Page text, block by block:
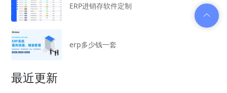
ERP进销存软件定制
erp多少钱一套
最近更新